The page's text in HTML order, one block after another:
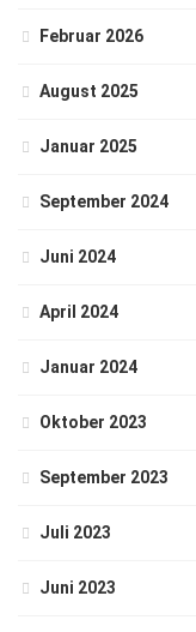
Februar 2026
August 2025
Januar 2025
September 2024
Juni 2024
April 2024
Januar 2024
Oktober 2023
September 2023
Juli 2023
Juni 2023